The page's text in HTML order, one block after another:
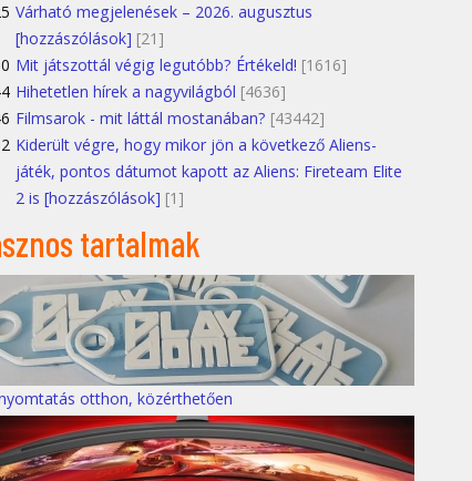
Várható megjelenések – 2026. augusztus
[hozzászólások] [21]
Mit játszottál végig legutóbb? Értékeld! [1616]
Hihetetlen hírek a nagyvilágból [4636]
Filmsarok - mit láttál mostanában? [43442]
Kiderült végre, hogy mikor jön a következő Aliens-
játék, pontos dátumot kapott az Aliens: Fireteam Elite
2 is [hozzászólások] [1]
tartalmak
otthon, közérthetően